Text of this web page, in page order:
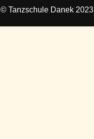
© Tanzschule Danek 2023